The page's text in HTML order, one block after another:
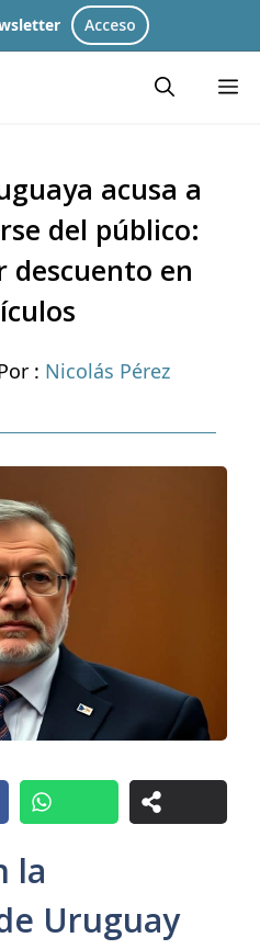
Acceso
acusa a
del público:
descuento en
: Nicolás Pérez
la
Uruguay